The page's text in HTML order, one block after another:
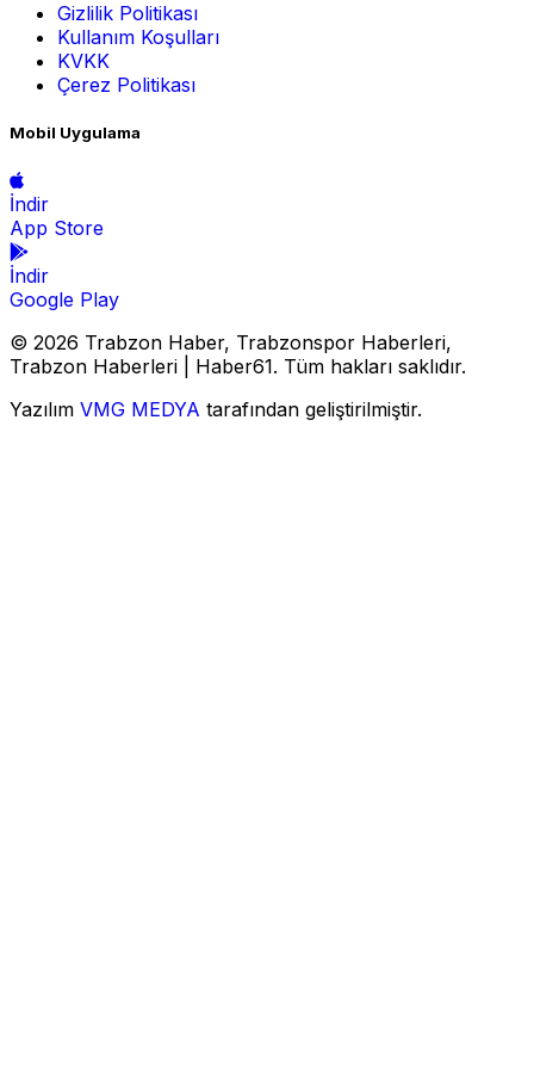
Gizlilik Politikası
Kullanım Koşulları
KVKK
Çerez Politikası
Mobil Uygulama
İndir
App Store
İndir
Google Play
© 2026 Trabzon Haber, Trabzonspor Haberleri,
Trabzon Haberleri | Haber61. Tüm hakları saklıdır.
Yazılım VMG MEDYA tarafından geliştirilmiştir.